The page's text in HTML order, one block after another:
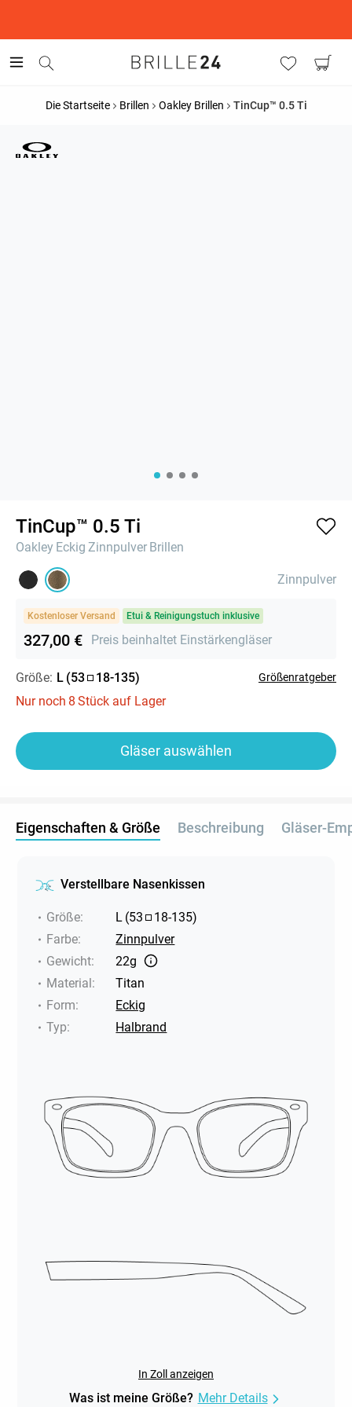
Die Startseite Brillen Oakley Brillen TinCup™ 0.5 Ti
TinCup™ 0.5 Ti
Oakley Eckig Zinnpulver Brillen
Zinnpulver
Kostenloser Versand Etui & Reinigungstuch inklusive
327,00 € Preis beinhaltet Einstärkengläser
Größe: L (53 18-135) Größenratgeber
Nur noch 8 Stück auf Lager
Gläser auswählen
Eigenschaften & Größe Beschreibung Gläser-
Verstellbare Nasenkissen
Größe: L (53 18-135)
Farbe:
Zinnpulver
Gewicht:
22g
Material:
Titan
Form:
Eckig
Typ: Halbrand
In Zoll anzeigen
Was ist meine Größe? Mehr Details